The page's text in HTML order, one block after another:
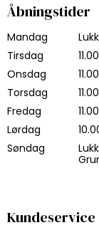
Åbningstider
Mandag
Tirsdag
Onsdag
Torsdag
Fredag
Lørdag
Søndag
Kundeservice